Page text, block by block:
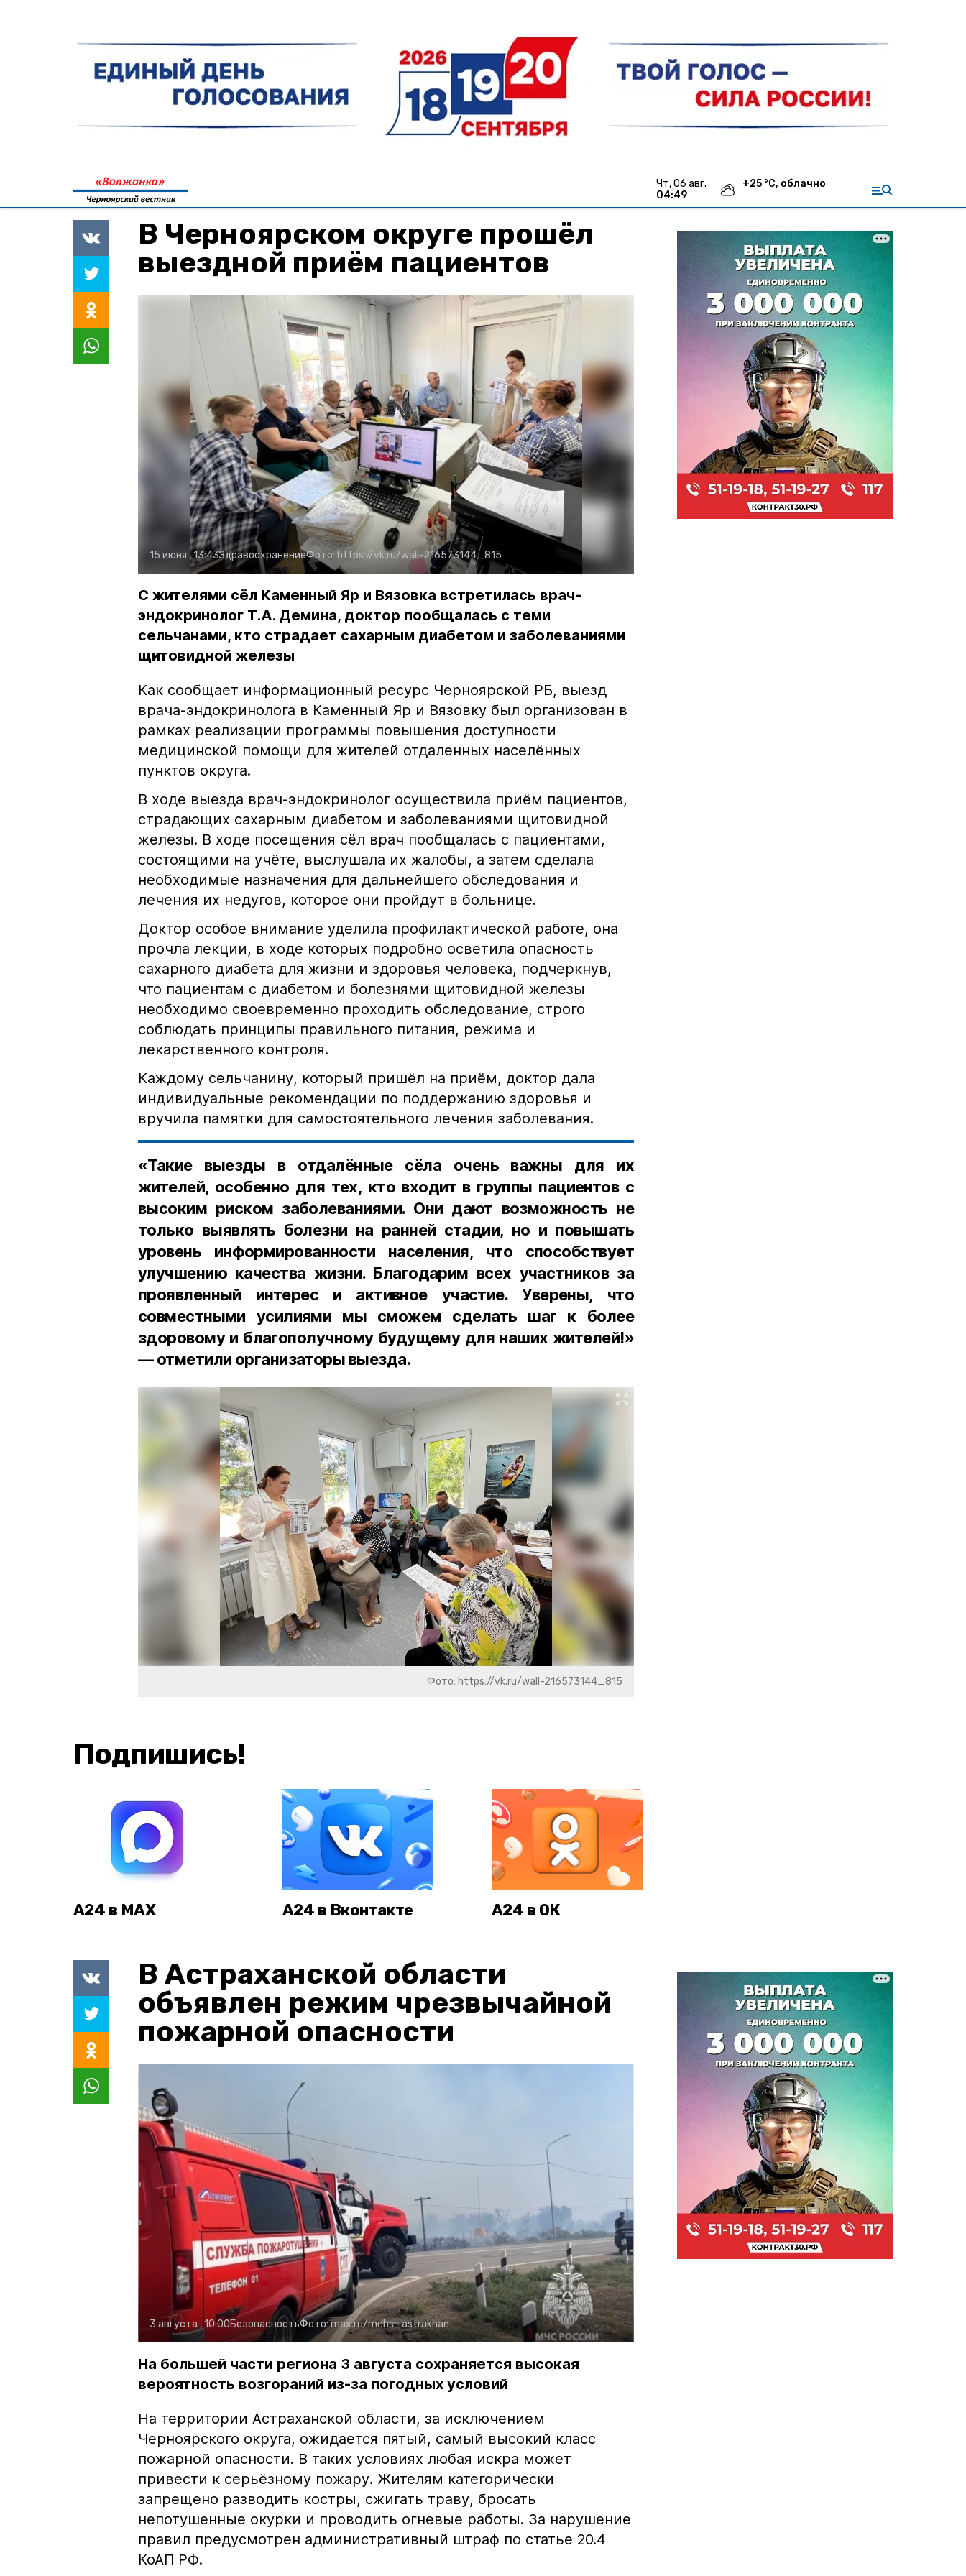
чт, 06 авг.
04:49
+25 °С, облачно
В Черноярском округе прошёл
выездной приём пациентов
15 июня , 13:43ЗдравоохранениеФото: https://vk.ru/wall-216573144_815
С жителями сёл Каменный Яр и Вязовка встретилась врач-
эндокринолог Т.А. Демина, доктор пообщалась с теми
сельчанами, кто страдает сахарным диабетом и заболеваниями
щитовидной железы
Как сообщает информационный ресурс Черноярской РБ, выезд
врача-эндокринолога в Каменный Яр и Вязовку был организован в
рамках реализации программы повышения доступности
медицинской помощи для жителей отдаленных населённых
пунктов округа.
В ходе выезда врач-эндокринолог осуществила приём пациентов,
страдающих сахарным диабетом и заболеваниями щитовидной
железы. В ходе посещения сёл врач пообщалась с пациентами,
состоящими на учёте, выслушала их жалобы, а затем сделала
необходимые назначения для дальнейшего обследования и
лечения их недугов, которое они пройдут в больнице.
Доктор особое внимание уделила профилактической работе, она
прочла лекции, в ходе которых подробно осветила опасность
сахарного диабета для жизни и здоровья человека, подчеркнув,
что пациентам с диабетом и болезнями щитовидной железы
необходимо своевременно проходить обследование, строго
соблюдать принципы правильного питания, режима и
лекарственного контроля.
Каждому сельчанину, который пришёл на приём, доктор дала
индивидуальные рекомендации по поддержанию здоровья и
вручила памятки для самостоятельного лечения заболевания.
«Такие выезды в отдалённые сёла очень важны для их
жителей, особенно для тех, кто входит в группы пациентов с
высоким риском заболеваниями. Они дают возможность не
только выявлять болезни на ранней стадии, но и повышать
уровень информированности населения, что способствует
улучшению качества жизни. Благодарим всех участников за
проявленный интерес и активное участие. Уверены, что
совместными усилиями мы сможем сделать шаг к более
здоровому и благополучному будущему для наших жителей!»
— отметили организаторы выезда.
Фото: https://vk.ru/wall-216573144_815
Подпишись!
А24 в MAX А24 в Вконтакте А24 в ОК
В Астраханской области
объявлен режим чрезвычайной
пожарной опасности
3 августа , 10:00БезопасностьФото:max.ru/mchs_astrakhan
На большей части региона 3 августа сохраняется высокая
вероятность возгораний из-за погодных условий
На территории Астраханской области, за исключением
Черноярского округа, ожидается пятый, самый высокий класс
пожарной опасности. В таких условиях любая искра может
привести к серьёзному пожару. Жителям категорически
запрещено разводить костры, сжигать траву, бросать
непотушенные окурки и проводить огневые работы. За нарушение
правил предусмотрен административный штраф по статье 20.4
КоАП РФ.